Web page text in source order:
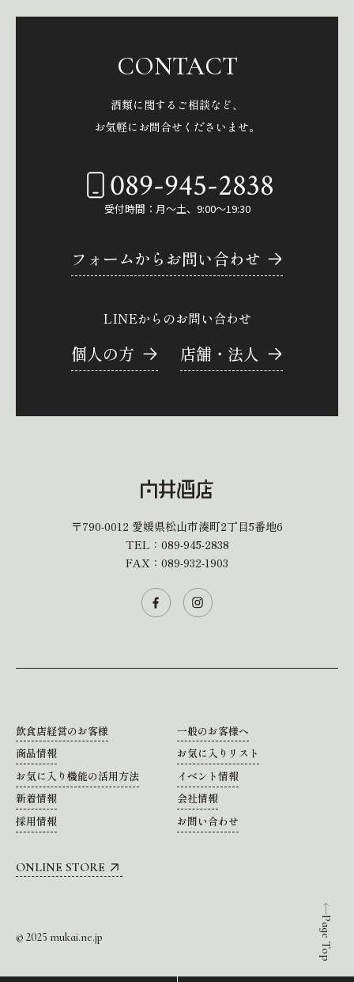
Page Top
CONTACT
酒類に関するご相談など、
お気軽にお問合せくださいませ。
089-945-2838
受付時間：月～土、9:00～19:30
フォームからお問い合わせ
LINEからのお問い合わせ
個人の方 店舗・法人
〒790-0012 愛媛県松山市湊町2丁目5番地6
TEL： 089-945-2838
FAX：089-932-1903
飲食店経営のお客様
一般のお客様へ
商品情報
お気に入りリスト
お気に入り機能の活用方法
イベント情報
新着情報
会社情報
採用情報
お問い合わせ
ONLINE STORE
© 2025 mukai.ne.jp